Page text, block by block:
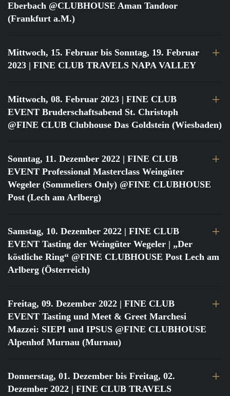
Eberbach @CLUBHOUSE Aman Tandoor
(Frankfurt a.M.)
Mittwoch, 15. Februar bis Sonntag, 19. Februar
2023 | FINE CLUB TRAVELS NAPA VALLEY
Mittwoch, 08. Februar 2023 | FINE CLUB
EVENT Bruderschaftsabend St. Christoph
@FINE CLUB Clubhouse Das Goldstein (Wiesbaden)
Sonntag, 11. Dezember 2022 | FINE CLUB
EVENT Professional Masterclass Weingüter
Wegeler (Sommeliers Only) @FINE CLUBHOUSE
Post (Lech am Arlberg)
Samstag, 10. Dezember 2022 | FINE CLUB
EVENT Tasting der Weingüter Wegeler | „Der
köstliche Ring“ @FINE CLUBHOUSE Post Lech am
Arlberg (Österreich)
Freitag, 09. Dezember 2022 | FINE CLUB
EVENT Tasting und Meet & Greet Marchesi
Mazzei: SIEPI und IPSUS @FINE CLUBHOUSE
Alpenhof Murnau (Murnau)
Donnerstag, 01. Dezember bis Freitag, 02.
Dezember 2022 | FINE CLUB TRAVELS